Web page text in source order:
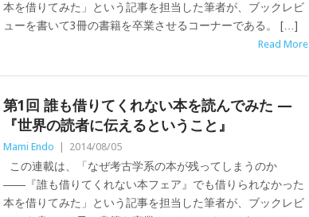
本を借りてみた」という記事を担当した筆者が、ブックレビ
ューを書いて3冊の書籍を卒業させるコーナーである。 […]
Read More
第1回 誰も借りてくれない本を読んでみた —
『世界の読者に伝えるということ』
Mami Endo 2014/08/05
この連載は、「なぜ考古学系の本が残ってしまうのか
――『誰も借りてくれない本フェア』でも借りられなかった
本を借りてみた」という記事を担当した筆者が、ブックレビ